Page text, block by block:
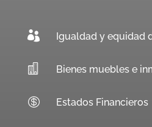
 Igualdad y equidad
 Bienes muebles e
 Estados Financieros